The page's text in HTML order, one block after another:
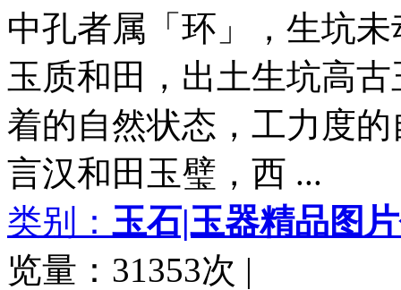
中孔者属「环」，生坑
玉质和田，出土生坑高
着的自然状态，工力度
言汉和田玉璧，西 ...
类别： 玉石|玉器精品图
览量：31353次 |